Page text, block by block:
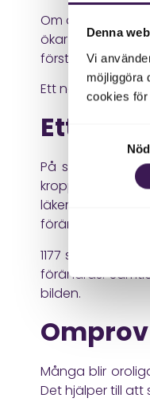
Denna
Vi
möjliggöra
cookies
Samtyckesval
Om ditt LDL
ökar kan det
förstå varför
Ett normalt prov
Ett
På samma sätt
kroppen håller
läkemedel. När
förändras.
1177 skriver att
förändras.
bilden.
Många blir
Det hjälper till att